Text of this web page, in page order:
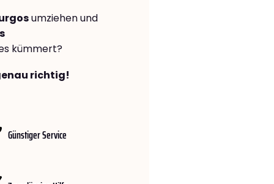
umziehen und
kümmert?
richtig!
Günstiger Service